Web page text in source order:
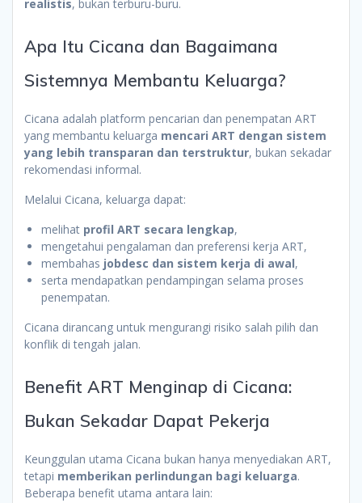
realistis, bukan terburu-buru.
Apa Itu Cicana dan Bagaimana
Sistemnya Membantu Keluarga?
Cicana adalah platform pencarian dan penempatan ART
yang membantu keluarga mencari ART dengan sistem
yang lebih transparan dan terstruktur, bukan sekadar
rekomendasi informal.
Melalui Cicana, keluarga dapat:
melihat profil ART secara lengkap,
mengetahui pengalaman dan preferensi kerja ART,
membahas jobdesc dan sistem kerja di awal,
serta mendapatkan pendampingan selama proses
penempatan.
Cicana dirancang untuk mengurangi risiko salah pilih dan
konflik di tengah jalan.
Benefit ART Menginap di Cicana:
Bukan Sekadar Dapat Pekerja
Keunggulan utama Cicana bukan hanya menyediakan ART,
tetapi memberikan perlindungan bagi keluarga.
Beberapa benefit utama antara lain: